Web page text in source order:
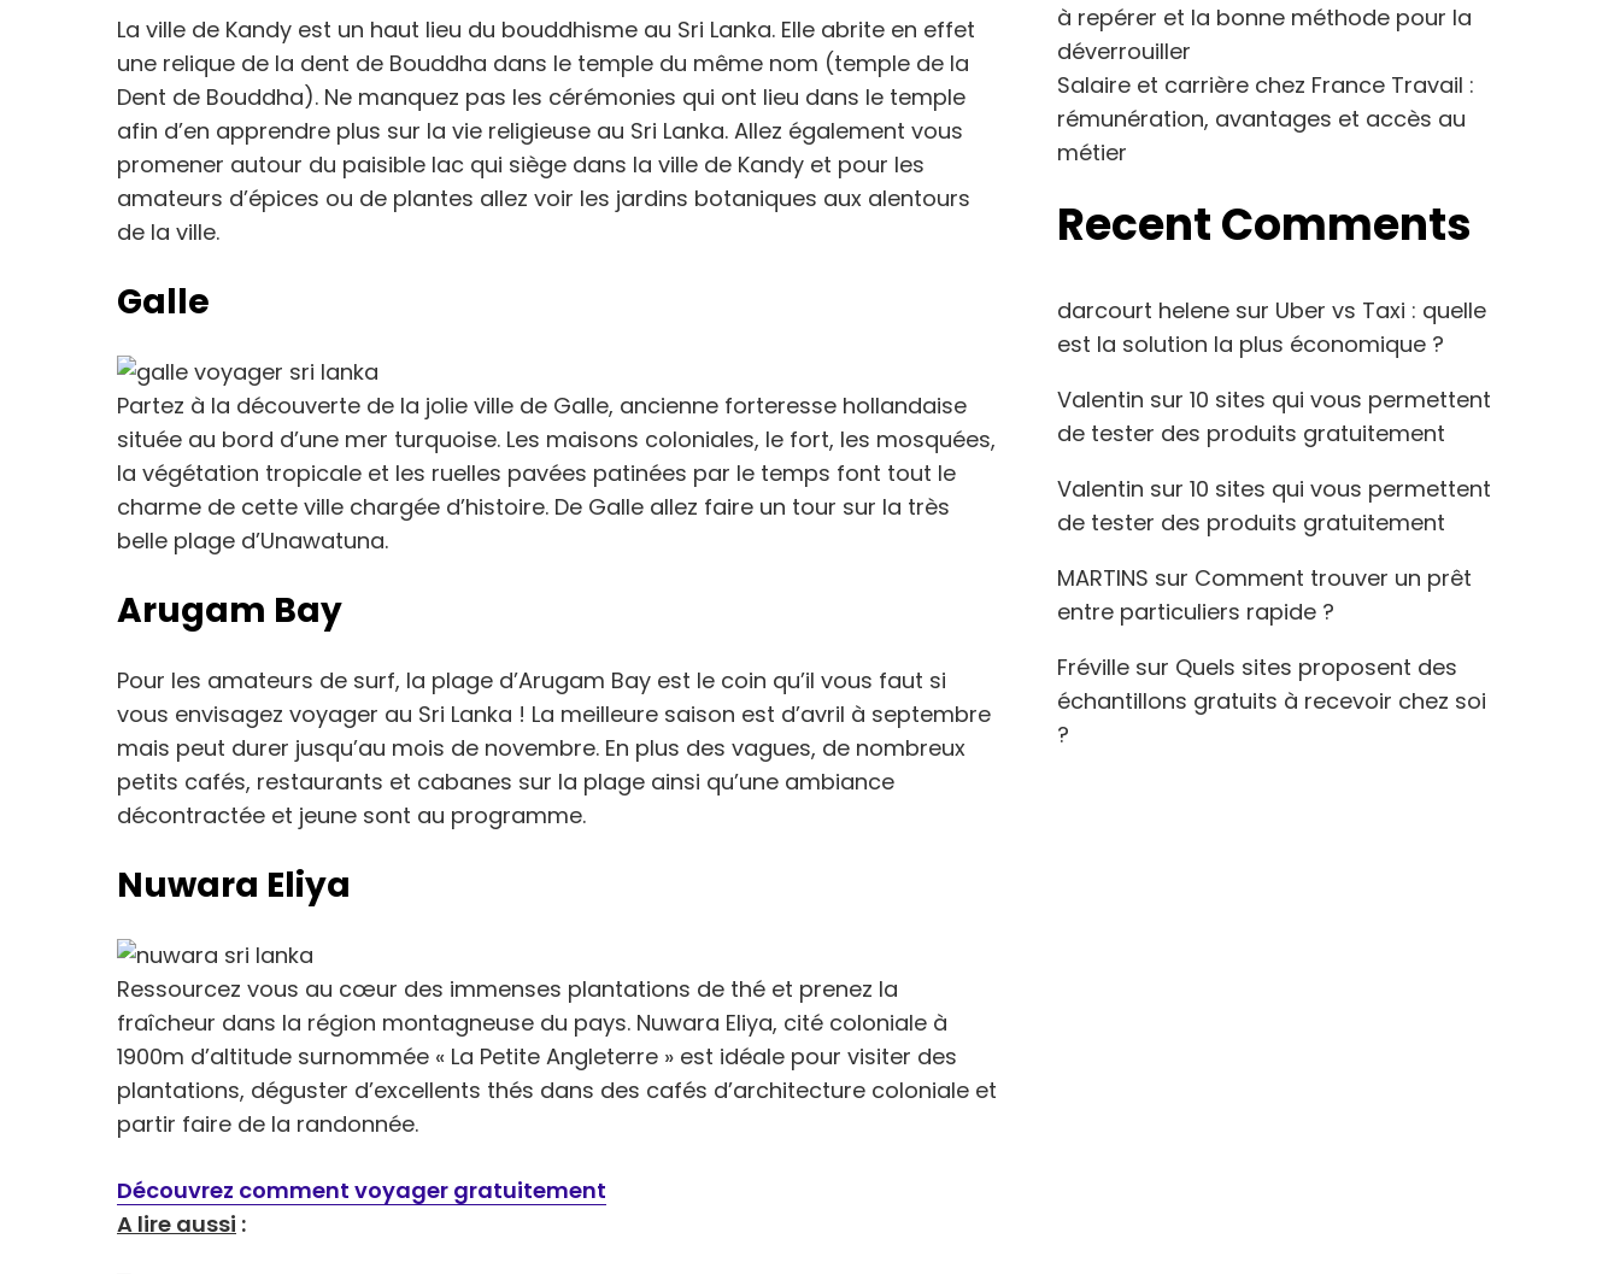
La ville de Kandy est un haut lieu du bouddhisme au Sri Lanka. Elle abrite en effet
une relique de la dent de Bouddha dans le temple du même nom (temple de la
Dent de Bouddha). Ne manquez pas les cérémonies qui ont lieu dans le temple
afin d’en apprendre plus sur la vie religieuse au Sri Lanka. Allez également vous
promener autour du paisible lac qui siège dans la ville de Kandy et pour les
amateurs d’épices ou de plantes allez voir les jardins botaniques aux alentours
de la ville.
Galle
Partez à la découverte de la jolie ville de Galle, ancienne forteresse hollandaise
située au bord d’une mer turquoise. Les maisons coloniales, le fort, les mosquées,
la végétation tropicale et les ruelles pavées patinées par le temps font tout le
charme de cette ville chargée d’histoire. De Galle allez faire un tour sur la très
belle plage d’Unawatuna.
Arugam Bay
Pour les amateurs de surf, la plage d’Arugam Bay est le coin qu’il vous faut si
vous envisagez voyager au Sri Lanka ! La meilleure saison est d’avril à septembre
mais peut durer jusqu’au mois de novembre. En plus des vagues, de nombreux
petits cafés, restaurants et cabanes sur la plage ainsi qu’une ambiance
décontractée et jeune sont au programme.
Nuwara Eliya
Ressourcez vous au cœur des immenses plantations de thé et prenez la
fraîcheur dans la région montagneuse du pays. Nuwara Eliya, cité coloniale à
1900m d’altitude surnommée « La Petite Angleterre » est idéale pour visiter des
plantations, déguster d’excellents thés dans des cafés d’architecture coloniale et
partir faire de la randonnée.
Découvrez comment voyager gratuitement
A lire aussi :
à repérer et la bonne méthode pour la
déverrouiller
Salaire et carrière chez France Travail :
rémunération, avantages et accès au
métier
Recent Comments
darcourt helene sur Uber vs Taxi : quelle
est la solution la plus économique ?
Valentin sur 10 sites qui vous permettent
de tester des produits gratuitement
Valentin sur 10 sites qui vous permettent
de tester des produits gratuitement
MARTINS sur Comment trouver un prêt
entre particuliers rapide ?
Fréville sur Quels sites proposent des
échantillons gratuits à recevoir chez soi
?